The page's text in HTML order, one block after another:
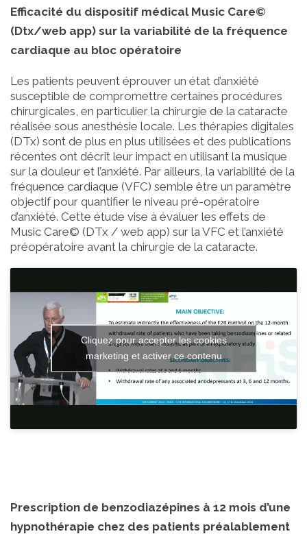
Efficacité du dispositif médical Music Care©
(Dtx/web app) sur la variabilité de la fréquence
cardiaque au bloc opératoire
Les patients peuvent éprouver un état d’anxiété
susceptible de compromettre certaines procédures
chirurgicales, en particulier la chirurgie de la cataracte
réalisée sous anesthésie locale. Les thérapies digitales
(DTx) sont de plus en plus utilisées et des publications
récentes ont décrit leur impact en utilisant la musique
sur la douleur et l’anxiété. Par ailleurs, la variabilité de la
fréquence cardiaque (VFC) semble être un paramètre
objectif pour quantifier le niveau pré-opératoire
d’anxiété. Cette étude vise à évaluer les effets de
Music Care© (DTx / web app) sur la VFC et l’anxiété
préopératoire avant la chirurgie de la cataracte.
Cliquez pour accepter les cookies
marketing et activer ce contenu
Prescription de benzodiazépines à 12 mois d’une
hypnothérapie chez des patients préalablement